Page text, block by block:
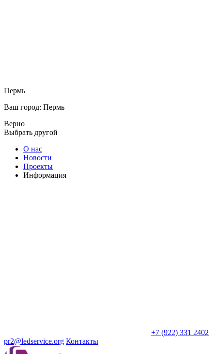
Пермь
Ваш город: Пермь
Верно
Выбрать другой
О нас
Новости
Проекты
Информация
+7 (922) 331 2402
pr2@ledservice.org Контакты